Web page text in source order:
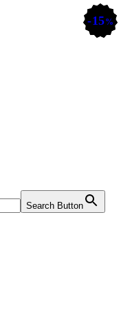
Search Button
15%
15%